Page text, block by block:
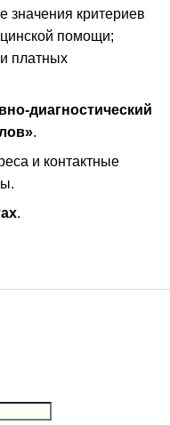
значения критериев
помощи;
платных
диагностический
.
и контактные
.